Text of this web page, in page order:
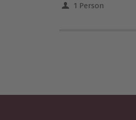
1 Person